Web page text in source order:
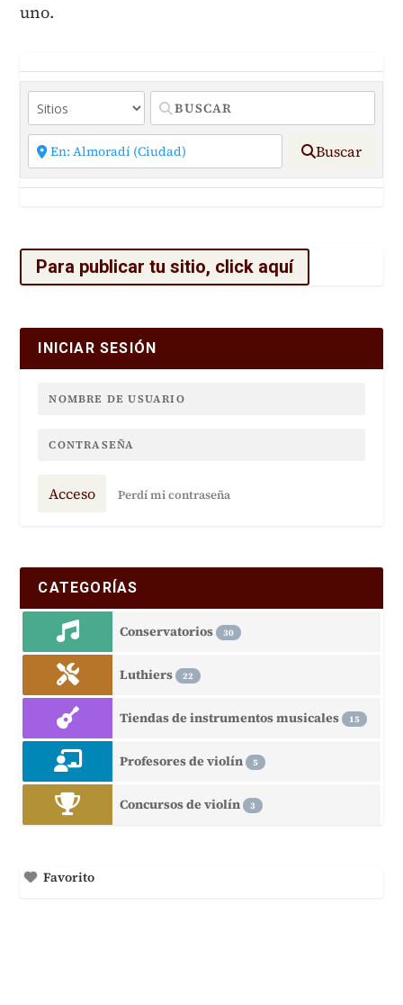
uno.
Buscar
Para publicar tu sitio, click aquí
INICIAR SESIÓN
Acceso Perdí mi contraseña
CATEGORÍAS
Conservatorios 30
Luthiers 22
Tiendas de instrumentos musicales 15
Profesores de violín 5
Concursos de violín 3
Favorito